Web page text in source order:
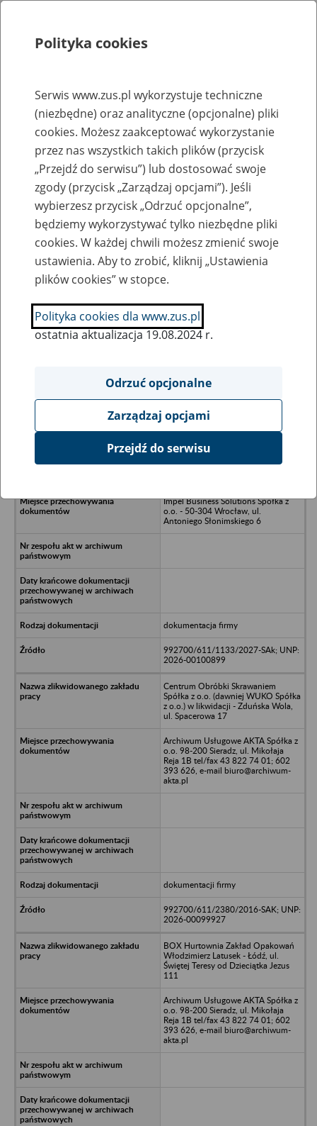
Rejestry, ewidencje i archiwa
Baza zlikwidowanych lub
przekształconych zakładów pracy
Nazwa zakładu pracy:
SZUKAJ
Ukryj wszystkie pozycje bazy
4Elements Spółka z o.o. w likwidacji
Impel Business Solutions Spółka z
o.o. - 50-304 Wrocław, ul.
Antoniego Słonimskiego 6
dokumentacja firmy
992700/611/1133/2027-SAk; UNP:
2026-00100899
Centrum Obróbki Skrawaniem
Spółka z o.o. (dawniej WUKO Spółka
z o.o.) w likwidacji - Zduńska Wola,
ul. Spacerowa 17
Archiwum Usługowe AKTA Spółka z
o.o. 98-200 Sieradz, ul. Mikołaja
Reja 1B tel/fax 43 822 74 01; 602
393 626, e-mail biuro@archiwum-
akta.pl
dokumentacji firmy
992700/611/2380/2016-SAK; UNP:
2026-00099927
BOX Hurtownia Zakład Opakowań
Włodzimierz Latusek - Łódź, ul.
Świętej Teresy od Dzieciątka Jezus
111
Archiwum Usługowe AKTA Spółka z
o.o. 98-200 Sieradz, ul. Mikołaja
Reja 1B tel/fax 43 822 74 01; 602
393 626, e-mail biuro@archiwum-
akta.pl
Polityka cookies
Serwis www.zus.pl wykorzystuje techniczne
(niezbędne) oraz analityczne (opcjonalne) pliki
cookies. Możesz zaakceptować wykorzystanie
przez nas wszystkich takich plików (przycisk
„Przejdź do serwisu”) lub dostosować swoje
zgody (przycisk „Zarządzaj opcjami”). Jeśli
wybierzesz przycisk „Odrzuć opcjonalne”,
będziemy wykorzystywać tylko niezbędne pliki
cookies. W każdej chwili możesz zmienić swoje
ustawienia. Aby to zrobić, kliknij „Ustawienia
plików cookies” w stopce.
Polityka cookies dla www.zus.pl
ostatnia aktualizacja 19.08.2024 r.
Odrzuć opcjonalne
Zarządzaj opcjami
Przejdź do serwisu